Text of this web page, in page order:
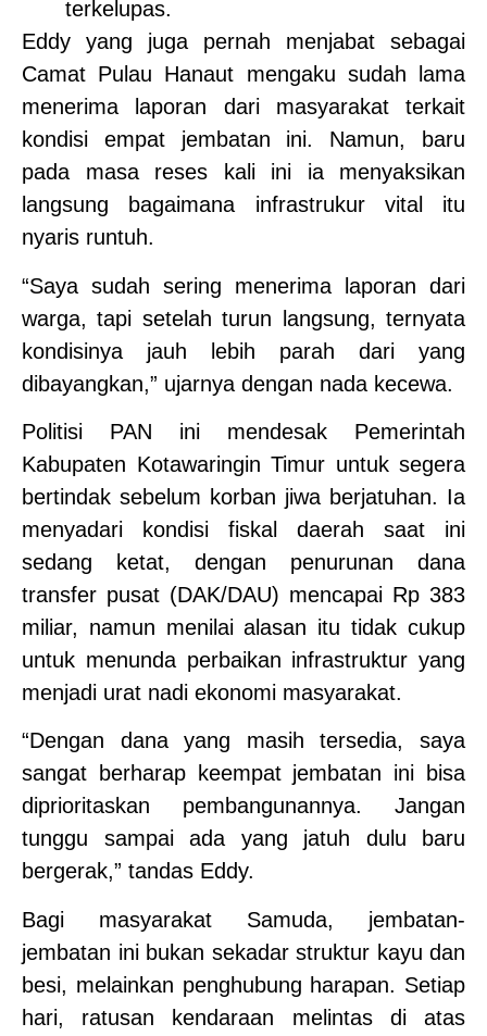
terkelupas.
Eddy yang juga pernah menjabat sebagai
Camat Pulau Hanaut mengaku sudah lama
menerima laporan dari masyarakat terkait
kondisi empat jembatan ini. Namun, baru
pada masa reses kali ini ia menyaksikan
langsung bagaimana infrastrukur vital itu
nyaris runtuh.
“Saya sudah sering menerima laporan dari
warga, tapi setelah turun langsung, ternyata
kondisinya jauh lebih parah dari yang
dibayangkan,” ujarnya dengan nada kecewa.
Politisi PAN ini mendesak Pemerintah
Kabupaten Kotawaringin Timur untuk segera
bertindak sebelum korban jiwa berjatuhan. Ia
menyadari kondisi fiskal daerah saat ini
sedang ketat, dengan penurunan dana
transfer pusat (DAK/DAU) mencapai Rp 383
miliar, namun menilai alasan itu tidak cukup
untuk menunda perbaikan infrastruktur yang
menjadi urat nadi ekonomi masyarakat.
“Dengan dana yang masih tersedia, saya
sangat berharap keempat jembatan ini bisa
diprioritaskan pembangunannya. Jangan
tunggu sampai ada yang jatuh dulu baru
bergerak,” tandas Eddy.
Bagi masyarakat Samuda, jembatan-
jembatan ini bukan sekadar struktur kayu dan
besi, melainkan penghubung harapan. Setiap
hari, ratusan kendaraan melintas di atas